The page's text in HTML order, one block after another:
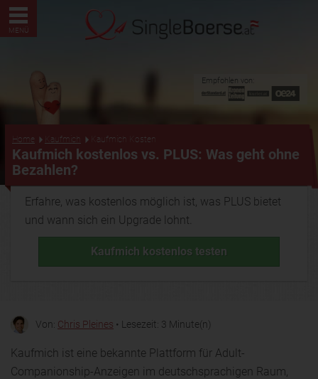
MENÜ
Empfohlen von:
Home Kaufmich Kaufmich Kosten
Kaufmich kostenlos vs. PLUS: Was geht ohne
Bezahlen?
Erfahre, was kostenlos möglich ist, was PLUS bietet
und wann sich ein Upgrade lohnt.
Kaufmich kostenlos testen
Von: Chris Pleines • Lesezeit: 3 Minute(n)
Kaufmich ist eine bekannte Plattform für Adult-
Companionship-Anzeigen im deutschsprachigen Raum,